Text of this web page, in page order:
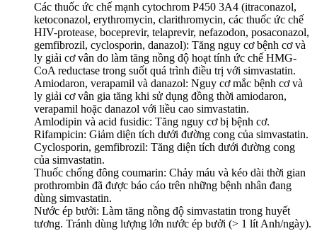
Các thuốc ức chế mạnh cytochrom P450 3A4 (itraconazol,
ketoconazol, erythromycin, clarithromycin, các thuốc ức chế
HIV-protease, boceprevir, telaprevir, nefazodon, posaconazol,
gemfibrozil, cyclosporin, danazol): Tăng nguy cơ bệnh cơ và
ly giải cơ vân do làm tăng nồng độ hoạt tính ức chế HMG-
CoA reductase trong suốt quá trình điều trị với simvastatin.
Amiodaron, verapamil và danazol: Nguy cơ mắc bệnh cơ và
ly giải cơ vân gia tăng khi sử dụng đồng thời amiodaron,
verapamil hoặc danazol với liều cao simvastatin.
Amlodipin và acid fusidic: Tăng nguy cơ bị bệnh cơ.
Rifampicin: Giảm diện tích dưới đường cong của simvastatin.
Cyclosporin, gemfibrozil: Tăng diện tích dưới đường cong
của simvastatin.
Thuốc chống đông coumarin: Chảy máu và kéo dài thời gian
prothrombin đã được báo cáo trên những bệnh nhân đang
dùng simvastatin.
Nước ép bưởi: Làm tăng nồng độ simvastatin trong huyết
tương. Tránh dùng lượng lớn nước ép bưởi (> 1 lít Anh/ngày).